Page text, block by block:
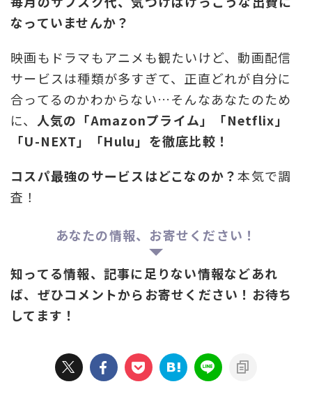
なっていませんか？
映画もドラマもアニメも観たいけど、動画配信
サービスは種類が多すぎて、正直どれが自分に
合ってるのかわからない…そんなあなたのため
に、 人気の「Amazonプライム」「Netflix」
「U-NEXT」「Hulu」を徹底比較！
コスパ最強のサービスはどこなのか？本気で調
査！
あなたの情報、お寄せください！
知ってる情報、記事に足りない情報などあれ
ば、ぜひコメントからお寄せください！お待ち
してます！